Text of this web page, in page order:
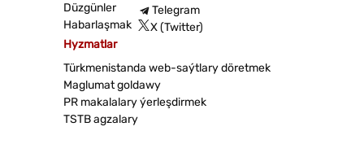
Düzgünler
Habarlaşmak
Telegram
X (Twitter)
Hyzmatlar
Türkmenistanda web-saýtlary döretmek
Maglumat goldawy
PR makalalary ýerleşdirmek
TSTB agzalary